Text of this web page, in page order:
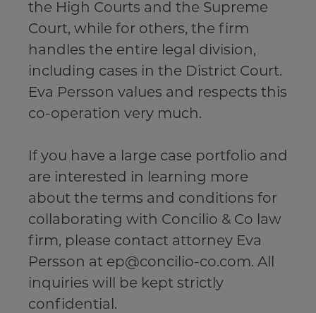
the High Courts and the Supreme
Court, while for others, the firm
handles the entire legal division,
including cases in the District Court.
Eva Persson values and respects this
co-operation very much.
If you have a large case portfolio and
are interested in learning more
about the terms and conditions for
collaborating with Concilio & Co law
firm, please contact attorney Eva
Persson at ep@concilio-co.com. All
inquiries will be kept strictly
confidential.